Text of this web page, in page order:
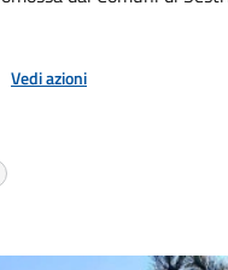
Vedi azioni